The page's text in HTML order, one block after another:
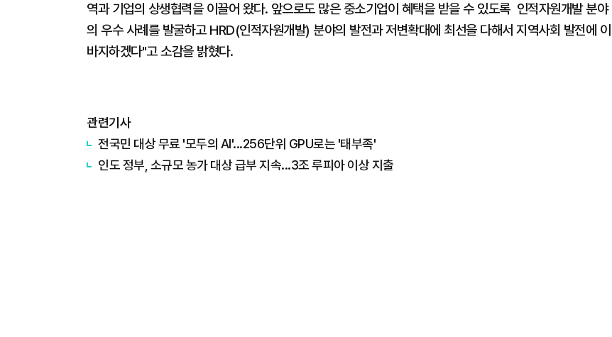
역과 기업의 상생협력을 이끌어 왔다. 앞으로도 많은 중소기업이 혜택을 받을 수 있도록 인적자원개발 분야
의 우수 사례를 발굴하고 HRD(인적자원개발) 분야의 발전과 저변확대에 최선을 다해서 지역사회 발전에 이
바지하겠다"고 소감을 밝혔다.
관련기사
전국민 대상 무료 '모두의 AI'...256단위 GPU로는 '태부족'
인도 정부, 소규모 농가 대상 급부 지속...3조 루피아 이상 지출